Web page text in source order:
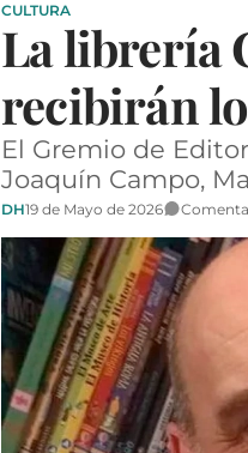
CULTURA
La librería
recibirán
El Gremio de
Joaquín Campo,
DH19 de Mayo de 2026